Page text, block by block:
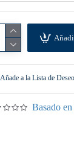
Basado
Añade a la Lista de